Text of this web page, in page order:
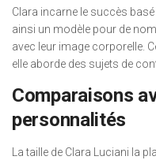
Clara incarne le succès
ainsi un modèle pour de
avec leur image corporelle.
elle aborde des sujets de
Comparaisons
personnalités
La taille de Clara Luciani la